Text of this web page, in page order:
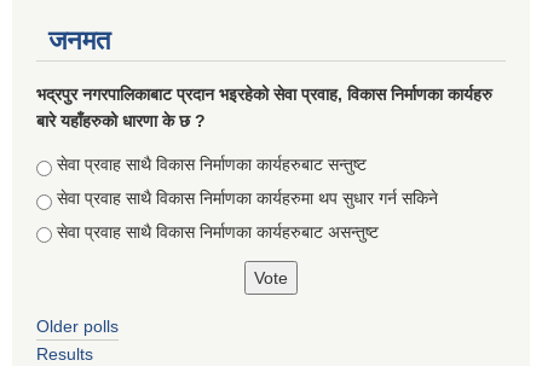
जनमत
भद्रपुर नगरपालिकाबाट प्रदान भइरहेको सेवा प्रवाह, विकास निर्माणका कार्यहरु
बारे यहाँहरुको धारणा के छ ?
Choices
सेवा प्रवाह साथै विकास निर्माणका कार्यहरुबाट सन्तुष्ट
सेवा प्रवाह साथै विकास निर्माणका कार्यहरुमा थप सुधार गर्न सकिने
सेवा प्रवाह साथै विकास निर्माणका कार्यहरुबाट असन्तुष्ट
Older polls
Results